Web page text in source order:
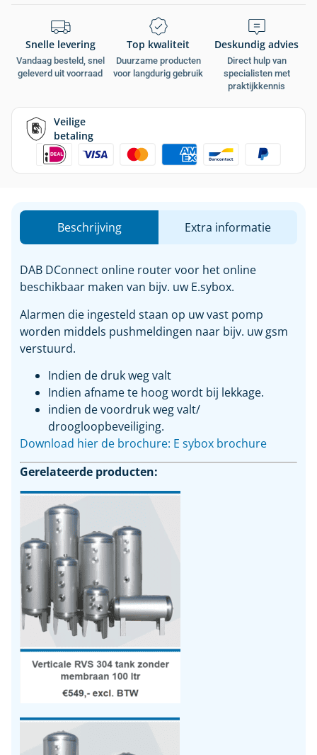
Snelle levering
Vandaag besteld, snel
geleverd uit voorraad
Top kwaliteit
Duurzame producten
voor langdurig gebruik
Deskundig advies
Direct hulp van
specialisten met
praktijkkennis
Veilige
betaling
Beschrijving Extra informatie
DAB DConnect online router voor het online
beschikbaar maken van bijv. uw E.sybox.
Alarmen die ingesteld staan op uw vast pomp
worden middels pushmeldingen naar bijv. uw gsm
verstuurd.
Indien de druk weg valt
Indien afname te hoog wordt bij lekkage.
indien de voordruk weg valt/
droogloopbeveiliging.
Download hier de brochure: E sybox brochure
Gerelateerde producten: